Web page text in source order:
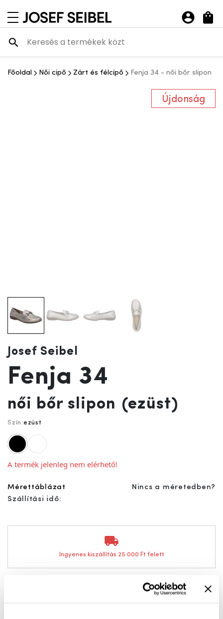
navigációs menü megnyitása
Josef Seibel Webshop
Főoldal Női cipő Zárt és félcipő Fenja 34 - női bőr slipon
Újdonság
Josef Seibel
Fenja 34
női bőr slipon (ezüst)
Szín:ezüst
feketefehér
A termék jelenleg nem elérhető!
Mérettáblázat
Nincs a méretedben?
Szállítási idő:
Ingyenes kiszállítás 25 000 Ft felett
Az ezüst színű bőr slipon cipő tökéletes választás, ha